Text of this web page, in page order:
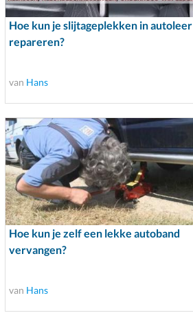
Hoe kun je slijtageplekken in autoleer
repareren?
van Hans
Hoe kun je zelf een lekke autoband
vervangen?
van Hans